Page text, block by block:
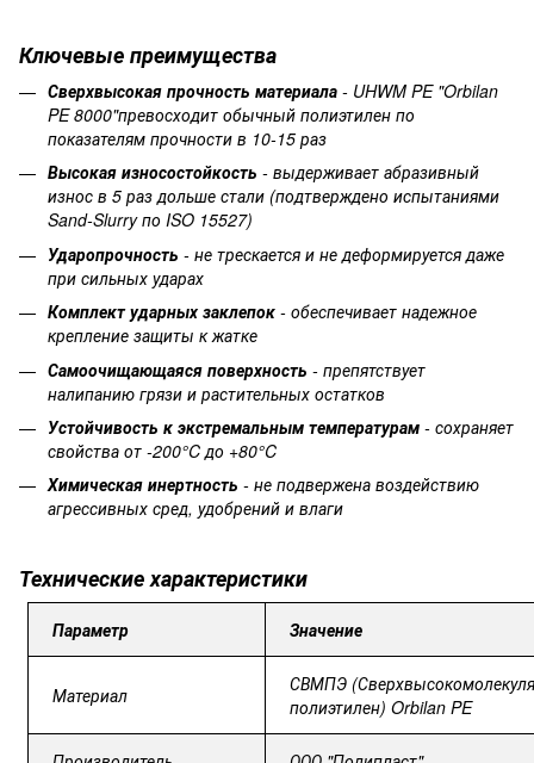
Ключевыепреимущества
Сверхвысокая прочность материала - UHWM PE "Orbilan
PE 8000"превосходит обычный полиэтилен по
показателям прочности в 10-15 раз
Высокая износостойкость - выдерживает абразивный
износ в 5 раз дольше стали (подтверждено испытаниями
Sand-Slurry по ISO 15527)
Ударопрочность - не трескается и не деформируется даже
при сильных ударах
Комплект ударных заклепок - обеспечивает надежное
крепление защиты к жатке
Самоочищающаяся поверхность - препятствует
налипанию грязи и растительных остатков
Устойчивость к экстремальным температурам - сохраняет
свойства от -200°C до +80°C
Химическая инертность - не подвержена воздействию
агрессивных сред, удобрений и влаги
Техническиехарактеристики
Параметр Значение
Материал
СВМПЭ
полиэтилен) Orbilan PE